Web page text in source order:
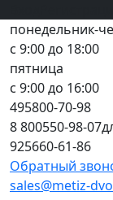
понедельник-
с 9:00 до 18:00
пятница
с 9:00 до 16:00
495800-70-98
8 800550-98-07
925660-61-86
Обратный
sales@metiz-